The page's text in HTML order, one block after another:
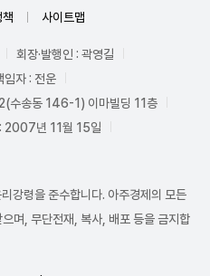
사이트맵
회장·발행인 : 곽영길
임자 : 전운
수송동 146-1) 이마빌딩 11층
2007년 11월 15일
강령을 준수합니다. 아주경제의 모든
며, 무단전재, 복사, 배포 등을 금지합